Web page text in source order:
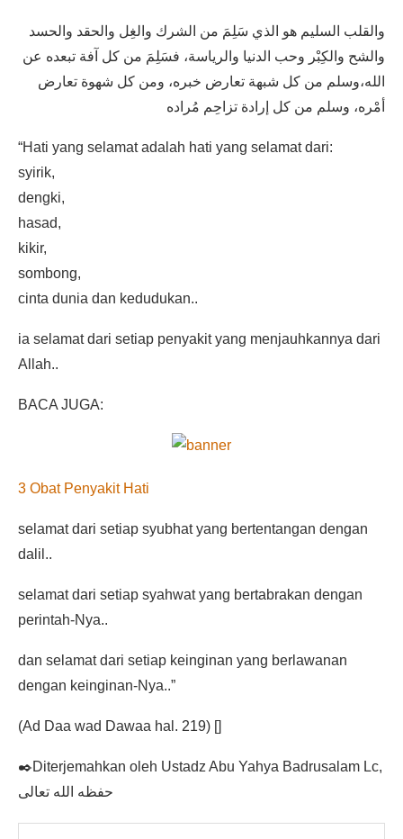
والقلب السليم هو الذي سَلِمَ من الشرك والغِل والحقد والحسد
والشح والكِبْر وحب الدنيا والرياسة، فسَلِمَ من كل آفة تبعده عن
الله،وسلم من كل شبهة تعارض خبره، ومن كل شهوة تعارض
أمْره، وسلم من كل إرادة تزاحِم مُراده
“Hati yang selamat adalah hati yang selamat dari:
syirik,
dengki,
hasad,
kikir,
sombong,
cinta dunia dan kedudukan..
ia selamat dari setiap penyakit yang menjauhkannya dari
Allah..
BACA JUGA:
3 Obat Penyakit Hati
selamat dari setiap syubhat yang bertentangan dengan
dalil..
selamat dari setiap syahwat yang bertabrakan dengan
perintah-Nya..
dan selamat dari setiap keinginan yang berlawanan
dengan keinginan-Nya..”
(Ad Daa wad Dawaa hal. 219) []
✒️Diterjemahkan oleh Ustadz Abu Yahya Badrusalam Lc,
حفظه الله تعالى